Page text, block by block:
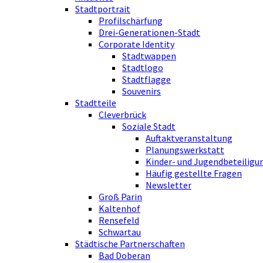
Stadtportrait
Profilschärfung
Drei-Generationen-Stadt
Corporate Identity
Stadtwappen
Stadtlogo
Stadtflagge
Souvenirs
Stadtteile
Cleverbrück
Soziale Stadt
Auftaktveranstaltung
Planungswerkstatt
Kinder- und
Häufig gestellte Fragen
Newsletter
Groß Parin
Kaltenhof
Rensefeld
Schwartau
Städtische Partnerschaften
Bad Doberan